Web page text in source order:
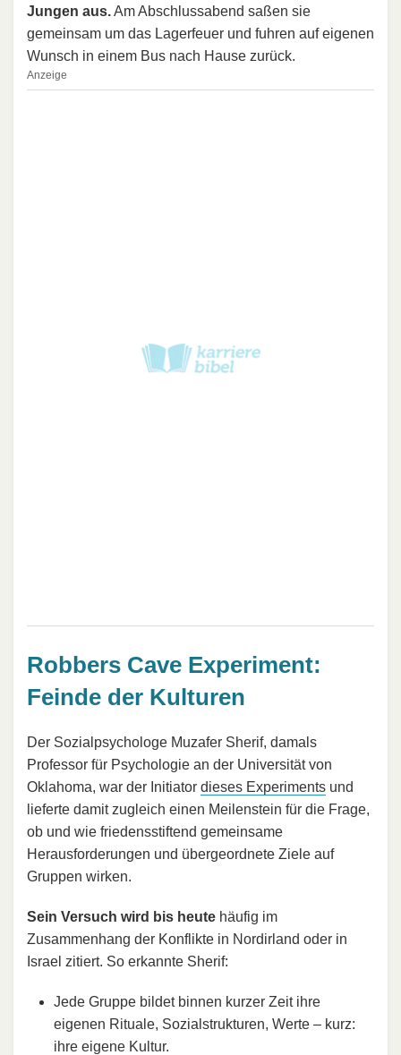
Jungen aus.Am Abschlussabend saßen sie
gemeinsam um das Lagerfeuer und fuhren auf eigenen
Wunsch in einem Bus nach Hause zurück.
Anzeige
Robbers Cave Experiment:
Feinde der Kulturen
Der Sozialpsychologe Muzafer Sherif, damals
Professor für Psychologie an der Universität von
Oklahoma, war der Initiator dieses Experiments und
lieferte damit zugleich einen Meilenstein für die Frage,
ob und wie friedensstiftend gemeinsame
Herausforderungen und übergeordnete Ziele auf
Gruppen wirken.
Sein Versuch wird bis heute häufig im
Zusammenhang der Konflikte in Nordirland oder in
Israel zitiert. So erkannte Sherif:
Jede Gruppe bildet binnen kurzer Zeit ihre
eigenen Rituale, Sozialstrukturen, Werte – kurz:
ihre eigene Kultur.